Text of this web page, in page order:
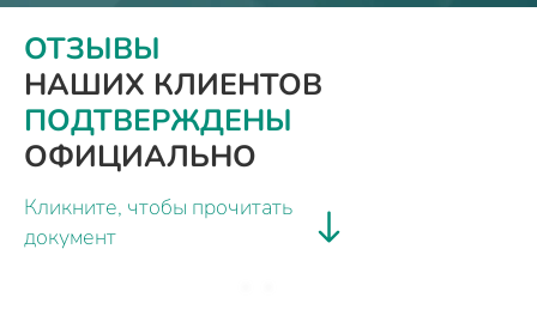
ОТЗЫВЫ
НАШИХ КЛИЕНТОВ
ПОДТВЕРЖДЕНЫ
ОФИЦИАЛЬНО
Кликните, чтобы прочитать
документ